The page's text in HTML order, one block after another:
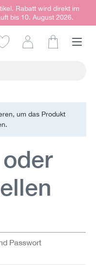
Rabatt wird direkt im
bis 10. August 2026.
um das Produkt
Passwort